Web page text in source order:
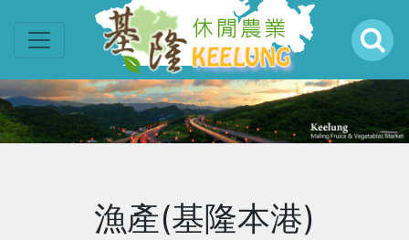
漁產(基隆本港)